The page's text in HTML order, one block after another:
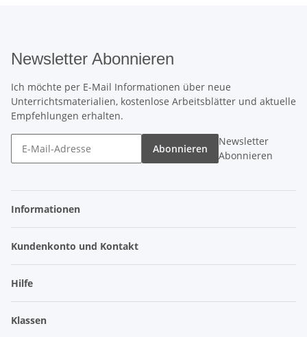
Newsletter Abonnieren
Ich möchte per E-Mail Informationen über neue
Unterrichtsmaterialien, kostenlose Arbeitsblätter und aktuelle
Empfehlungen erhalten.
Abonnieren
Newsletter
Abonnieren
Informationen
Kundenkonto und Kontakt
Hilfe
Klassen